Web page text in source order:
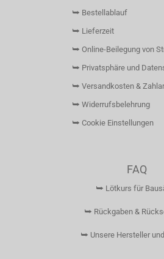
⮩ Bestellablauf
⮩ Lieferzeit
⮩ Online-Beilegung von
⮩ Privatsphäre und
⮩ Versandkosten &
⮩ Widerrufsbelehrung
⮩ Cookie Einstellungen
FAQ
⮩ Lötkurs für
⮩ Rückgaben &
⮩ Unsere Hersteller